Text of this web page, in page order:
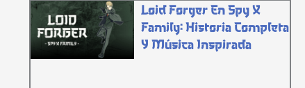
Loid Forger En Spy X
Family: Historia Completa
Y Música Inspirada